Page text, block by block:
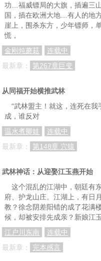
功…福威镖局的大旗，插遍三
国，插在欧洲大地…有人的地
崖上，围杀东方，少年镖师，
慌，
金刚炖蘑菇
连载中
最新章：
第267章巨变
从同福开始横推武林
“武林盟主！就这，连死在
成，谁反对
温水煮卿娃
连载中
最新章：
第148章 穴猿
武林神话：从迎娶江玉燕开始
这个混乱的江湖中，朝廷有
府、护龙山庄。江湖上，有日
教？徐念阴差阳错的成了花满
候，却被安排先成亲？新娘江
江户川东南
连载中
最新章：
完本感言